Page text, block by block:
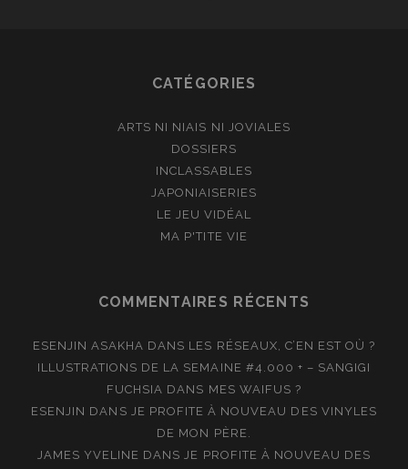
CATÉGORIES
ARTS NI NIAIS NI JOVIALES
DOSSIERS
INCLASSABLES
JAPONIAISERIES
LE JEU VIDÉAL
MA P'TITE VIE
COMMENTAIRES RÉCENTS
ESENJIN ASAKHA DANS LES RÉSEAUX, C’EN EST OÙ ?
ILLUSTRATIONS DE LA SEMAINE #4.000 + – SANGIGI
FUCHSIA DANS MES WAIFUS ?
ESENJIN DANS JE PROFITE À NOUVEAU DES VINYLES
DE MON PÈRE.
JAMES YVELINE DANSJE PROFITE À NOUVEAU DES